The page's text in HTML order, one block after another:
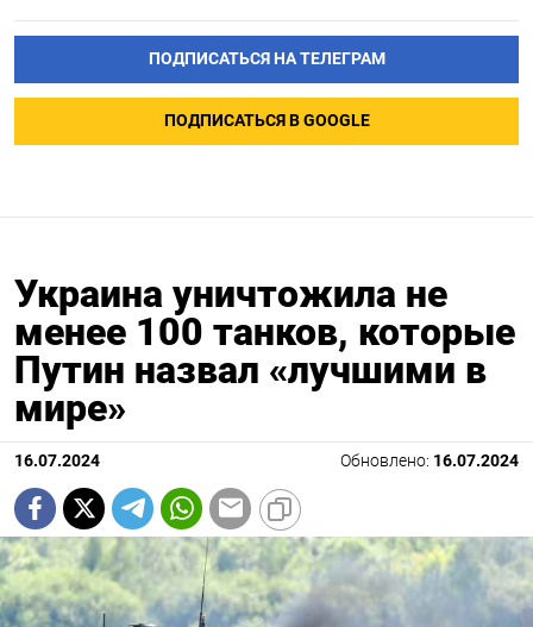
ПОДПИСАТЬСЯ НА ТЕЛЕГРАМ
ПОДПИСАТЬСЯ В GOOGLE
Украина уничтожила не
менее 100 танков, которые
Путин назвал «лучшими в
мире»
16.07.2024 Обновлено: 16.07.2024